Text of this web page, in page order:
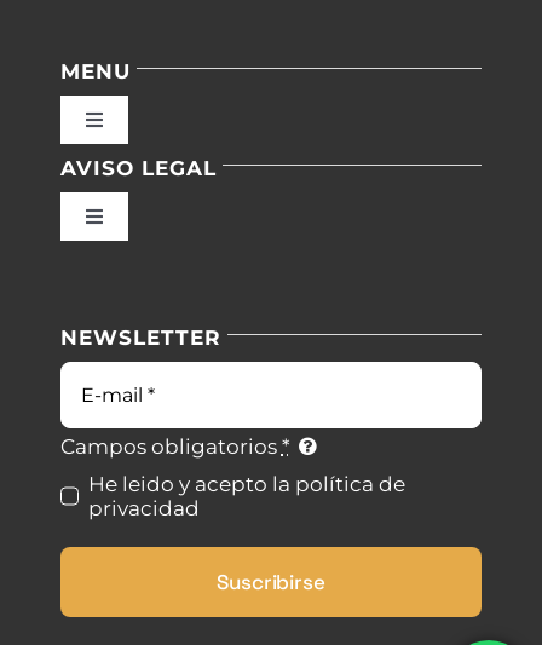
MENU
Toggle
Inicio
Blog
Contacto
AVISO LEGAL
Toggle
Condiciones de uso
Ley de cookies
Desistimiento
NEWSLETTER
Correo
electrónico
Campos obligatorios *
He leido y acepto la política de
privacidad
Suscribirse